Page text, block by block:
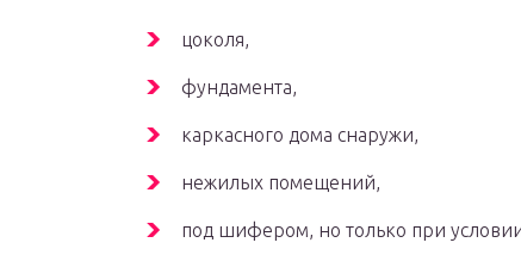
цоколя,
фундамента,
каркасного дома снаружи,
нежилых помещений,
под шифером, но только при